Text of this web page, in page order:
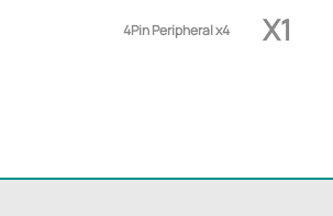
4Pin Peripheral x4 X1